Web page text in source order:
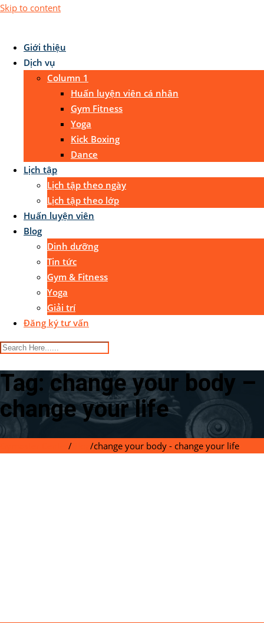
Skip to content
Giới thiệu
Dịch vụ
Column 1
Huấn luyện viên cá nhân
Gym Fitness
Yoga
Kick Boxing
Dance
Lịch tập
Lịch tập theo ngày
Lịch tập theo lớp
Huấn luyện viên
Blog
Dinh dưỡng
Tin tức
Gym & Fitness
Yoga
Giải trí
Đăng ký tư vấn
Tag: change your body –
change your life
/ /change your body - change your life